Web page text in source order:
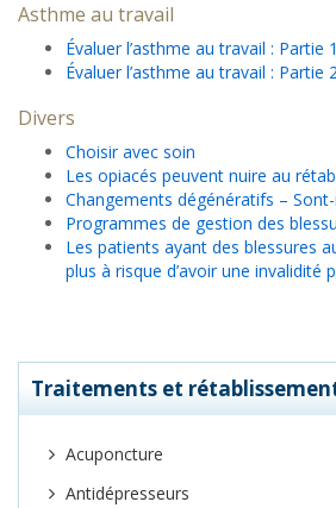
Asthme au travail
Évaluer l’asthme au travail : Partie
Évaluer l’asthme au travail : Partie
Divers
Choisir avec soin
Les opiacés peuvent nuire au
Changements dégénératifs –
Programmes de gestion des
Les patients ayant des blessures
plus à risque d’avoir une invalidité
Traitements et
Acuponcture
Antidépresseurs